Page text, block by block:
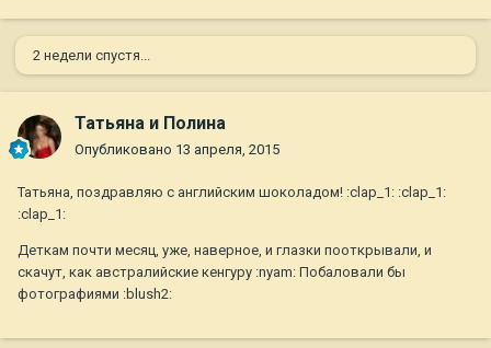
2 недели спустя...
Татьяна и Полина
Опубликовано 13 апреля, 2015
Татьяна, поздравляю с английским шоколадом! :clap_1: :clap_1:
:clap_1:
Деткам почти месяц, уже, наверное, и глазки пооткрывали, и
скачут, как австралийские кенгуру :nyam: Побаловали бы
фотографиями :blush2: